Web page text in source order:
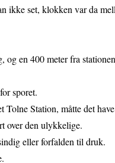
ikke set, klokken var da
og en 400 meter fra
sporet.
Tolne Station, måtte det
over den ulykkelige.
eller forfalden til druk.